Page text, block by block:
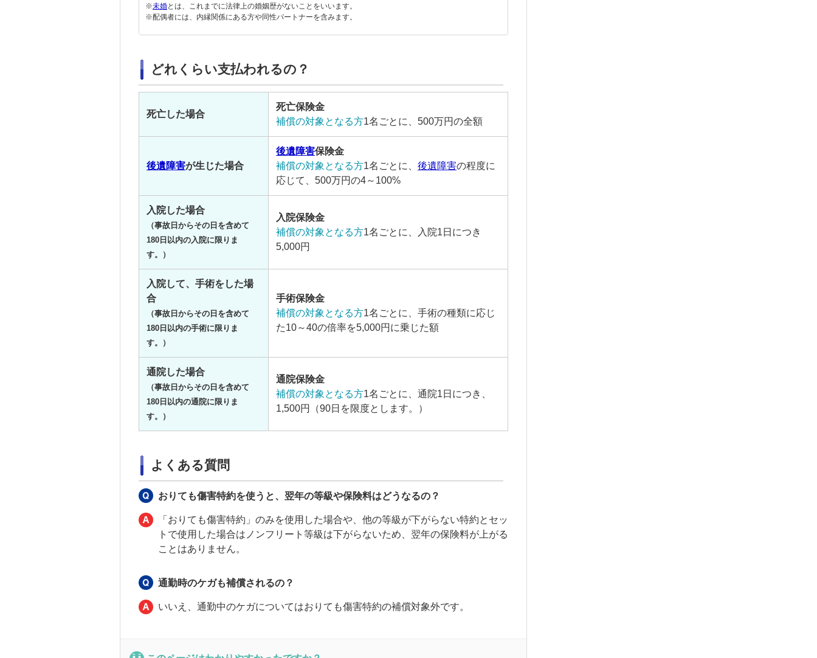
※未婚とは、これまでに法律上の婚姻歴がないことをいいます。
※配偶者には、内縁関係にある方や同性パートナーを含みます。
どれくらい支払われるの？
死亡した場合
死亡保険金
補償の対象となる方1名ごとに、500万円の全額
後遺障害が生じた場合
後遺障害保険金
補償の対象となる方1名ごとに、 後遺障害の程度に
応じて、500万円の4～100%
入院した場合
（事故日からその日を含めて
180日以内の入院に限りま
す。）
入院保険金
補償の対象となる方1名ごとに、入院1日につき
5,000円
入院して、手術をした場
合
（事故日からその日を含めて
180日以内の手術に限りま
す。）
手術保険金
補償の対象となる方1名ごとに、手術の種類に応じ
た10～40の倍率を5,000円に乗じた額
通院した場合
（事故日からその日を含めて
180日以内の通院に限りま
す。）
通院保険金
補償の対象となる方1名ごとに、通院1日につき、
1,500円（90日を限度とします。）
よくある質問
おりても傷害特約を使うと、翌年の等級や保険料はどうなるの？
「おりても傷害特約」のみを使用した場合や、他の等級が下がらない特約とセッ
トで使用した場合はノンフリート等級は下がらないため、翌年の保険料が上がる
ことはありません。
通勤時のケガも補償されるの？
いいえ、通勤中のケガについてはおりても傷害特約の補償対象外です。